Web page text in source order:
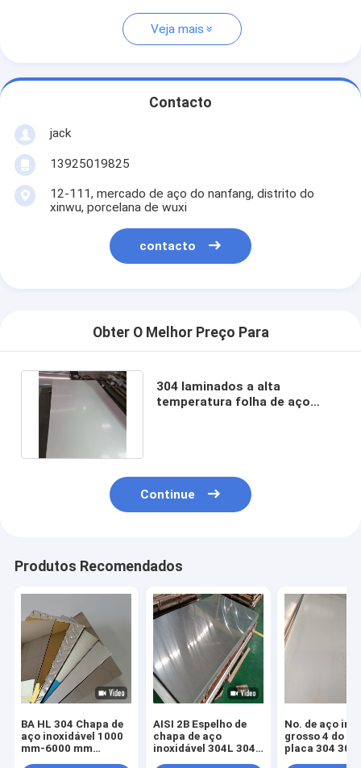
Veja mais
Contacto
jack
13925019825
12-111, mercado de aço do nanfang, distrito do
xinwu, porcelana de wuxi
contacto
Obter O Melhor Preço Para
304 laminados a alta
temperatura folha de aço
Continue
Produtos Recomendados
BA HL 304 Chapa de
aço inoxidável 1000
mm-6000 mm
AISI 2B Espelho de
chapa de aço
inoxidável 304L 304
No. de aço
grosso 4 do
placa 304